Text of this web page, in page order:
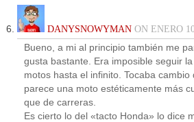
DANYSNOWYMAN ON ENERO
Bueno, a mi al principio también me
gusta bastante. Era imposible seguir
motos hasta el infinito. Tocaba cambio
parece una moto estéticamente más
que de carreras.
Es cierto lo del «tacto Honda» lo dice